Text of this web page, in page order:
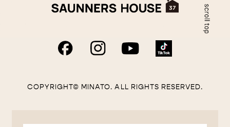
COPYRIGHT© MINATO. ALL RIGHTS RESERVED.